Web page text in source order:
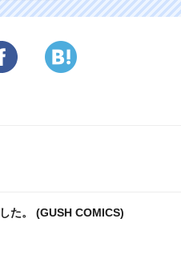
た。 (GUSH COMICS)